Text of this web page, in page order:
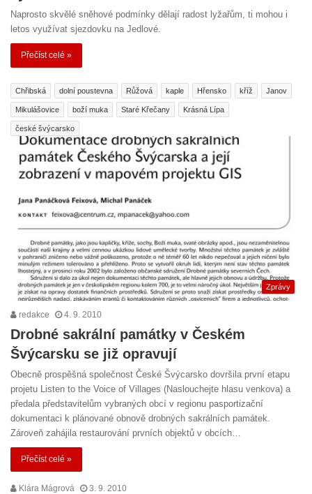
Naprosto skvělé sněhové podmínky dělají radost lyžařům, ti mohou i
letos využívat sjezdovku na Jedlové.
Přečíst celé »
Chřibská dolní poustevna Růžová kaple Hřensko kříž Janov
Mikulášovice boží muka Staré Křečany Krásná Lípa
české švýcarsko
Zprávy
redakce 4. 9. 2010
Drobné sakrální památky v Českém
Švýcarsku se již opravují
Obecně prospěšná společnost České Švýcarsko dovršila první etapu
projetu Listen to the Voice of Villages (Naslouchejte hlasu venkova) a
předala představitelům vybraných obcí v regionu pasportizační
dokumentaci k plánované obnově drobných sakrálních památek.
Zároveň zahájila restaurování prvních objektů v obcích…
Přečíst celé »
Klára Mágrová 3. 9. 2010